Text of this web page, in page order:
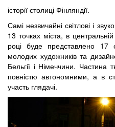
історії столиці Фінляндії.
Самі незвичайні світлові і
13 точках міста, в
році буде представлено 17
молодих художників та
Бельгії і Німеччини. Частина
повністю автономними, а в
участь глядачі.